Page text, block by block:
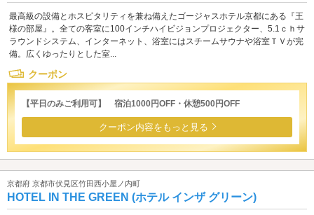
最高級の設備とホスピタリティを兼ね備えたゴージャスホテル京都にある『王
様の部屋』。全ての客室に100インチハイビジョンプロジェクター、5.1ｃｈサ
ラウンドシステム、インターネット、浴室にはスチームサウナや浴室ＴＶが完
備。広くゆったりとした室...
クーポン
【平日のみご利用可】 宿泊1000円OFF・休憩500円OFF
クーポン内容をもっと見る
京都府 京都市伏見区竹田西小屋ノ内町
HOTEL IN THE GREEN (ホテル インザ グリーン)